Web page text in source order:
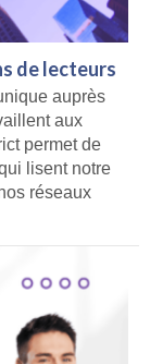
de lecteurs
auprès
aux
permet de
lisent notre
réseaux